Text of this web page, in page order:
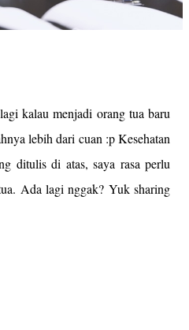
kalau menjadi orang tua baru
lebih dari cuan :p Kesehatan
ditulis di atas, saya rasa perlu
Ada lagi nggak? Yuk sharing